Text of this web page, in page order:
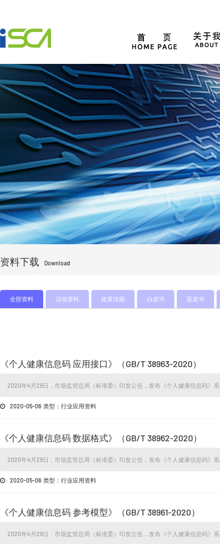
资料下载 Download
全部资料 活动资料 政策法规 白皮书 蓝皮书
《个人健康信息码 应用接口》（GB/T 38963-2020）
2020年4月29日，市场监管总局（标准委）印发公告，发布《个人健康信息码》
2020-05-06 类型：行业应用资料
《个人健康信息码 数据格式》（GB/T 38962-2020）
2020年4月29日，市场监管总局（标准委）印发公告，发布《个人健康信息码》
2020-05-06 类型：行业应用资料
《个人健康信息码 参考模型》（GB/T 38961-2020）
2020年4月29日，市场监管总局（标准委）印发公告，发布《个人健康信息码》